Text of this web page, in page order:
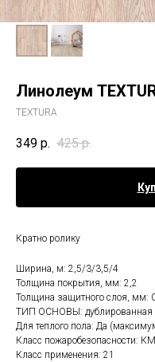
Линолеум
TEXTURA
349 р. 425 р.
Кратно ролику
Ширина, м: 2,5/3/3,5/4
Толщина покрытия, мм: 2,2
Толщина защитного слоя, мм:
ТИП ОСНОВЫ: дублированная
Для теплого пола: Да
Класс пожаробезопасности:
Класс применения: 21